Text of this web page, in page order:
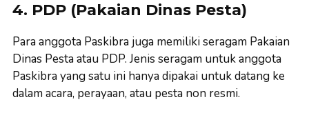
4. PDP (Pakaian Dinas Pesta)
Para anggota Paskibra juga memiliki seragam Pakaian
Dinas Pesta atau PDP. Jenis seragam untuk anggota
Paskibra yang satu ini hanya dipakai untuk datang ke
dalam acara, perayaan, atau pesta non resmi.